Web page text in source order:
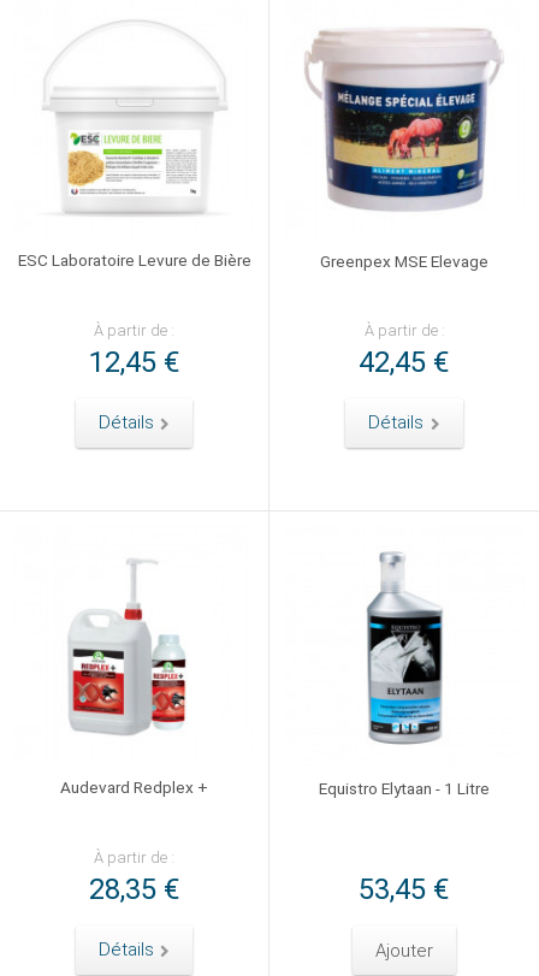
ESC Laboratoire Levure de Bière
À partir de :
12,45 €
Détails
Greenpex MSE Elevage
À partir de :
42,45 €
Détails
Audevard Redplex +
À partir de :
28,35 €
Détails
Equistro Elytaan - 1 Litre
53,45 €
Ajouter